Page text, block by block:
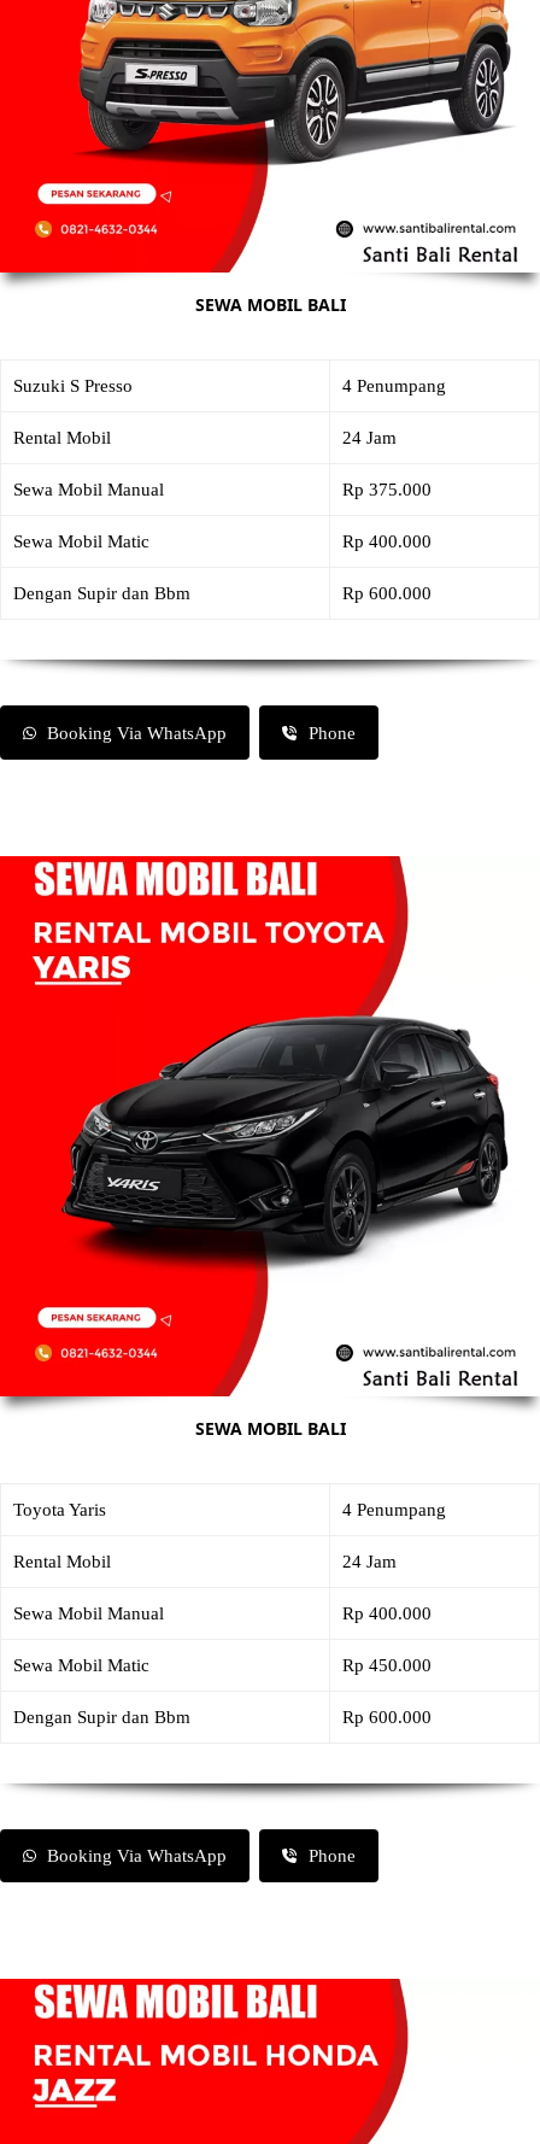
SEWA MOBIL BALI
Suzuki S Presso 4 Penumpang
Rental Mobil 24 Jam
Sewa Mobil Manual Rp 375.000
Sewa Mobil Matic Rp 400.000
Dengan Supir dan Bbm Rp 600.000
Booking Via WhatsApp Phone
SEWA MOBIL BALI
Toyota Yaris 4 Penumpang
Rental Mobil 24 Jam
Sewa Mobil Manual Rp 400.000
Sewa Mobil Matic Rp 450.000
Dengan Supir dan Bbm Rp 600.000
Booking Via WhatsApp Phone